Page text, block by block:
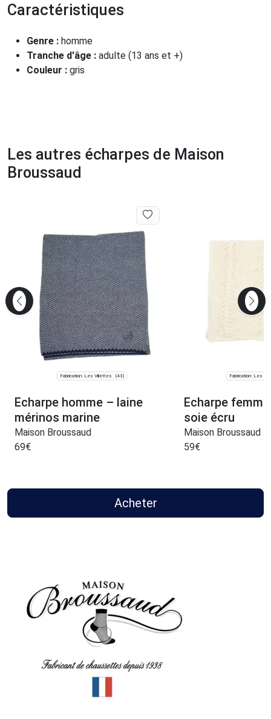
Caractéristiques
Genre : homme
Tranche d'âge : adulte (13 ans et +)
Couleur : gris
Les autres écharpes de Maison
Broussaud
Fabrication: Les Villettes (43)
Echarpe homme – laine
mérinos marine
Maison Broussaud
69€
Fabrication: Les
Echarpe
soie écru
Maison Broussaud
59€
Acheter